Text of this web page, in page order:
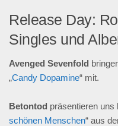
Release Day:
Singles und
Avenged Sevenfold
„Candy Dopamine“ mit.
Betontod präsentieren uns
schönen Menschen“ aus